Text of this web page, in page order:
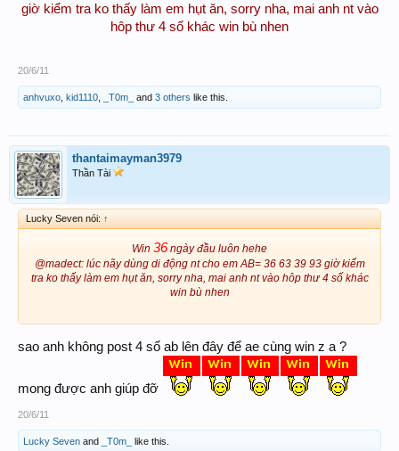
giờ kiểm tra ko thấy làm em hụt ăn, sorry nha, mai anh nt vào
hôp thư 4 số khác win bù nhen
20/6/11
anhvuxo kid1110 _T0m_ and 3 others like this.
thantaimayman3979
Thần Tài
Lucky Seven nói: ↑
Win 36 ngày đầu luôn hehe
@madect: lúc nãy dùng di động nt cho em AB= 36 63 39 93 giờ kiểm
tra ko thấy làm em hụt ăn, sorry nha, mai anh nt vào hôp thư 4 số khác
win bù nhen
sao anh không post 4 số ab lên đây để ae cùng win z a ?
mong được anh giúp đỡ
20/6/11
Lucky Seven and _T0m_ like this.